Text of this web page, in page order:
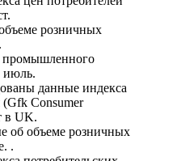
розничных
промышленного
июль.
данные индекса
(Gfk Consumer
в UK.
об объеме розничных
.